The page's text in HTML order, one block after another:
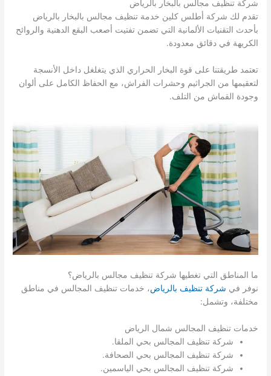
شركة تنظيف مجالس بالبخار بالرياض
تقدم لك شركة أطلس كلين خدمة تنظيف مجالس بالبخار بالرياض
بأحدث التقنيات الألمانية التي تضمن تفتيت أصعب البقع الدهنية والروائح
الكريهة في دقائق معدودة.
تعتمد طريقتنا على قوة البخار الحراري الذي يتغلغل داخل الأنسجة
لتعقيمها من الجراثيم وحشرات الفراش، مع الحفاظ الكامل على ألوان
وجودة القماش من التلف.
ما المناطق التي تغطيها شركة تنظيف مجالس بالرياض؟
نوفر في شركة تنظيف بالرياض، خدمات تنظيف المجالس في مناطق
مختلفة، وتشمل:
خدمات تنظيف المجالس شمال الرياض
شركة تنظيف المجالس بحي الملقا.
شركة تنظيف المجالس بحي الصحافة.
شركة تنظيف المجالس بحي الياسمين.